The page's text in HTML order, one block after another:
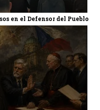
en el Defensor del Pueblo